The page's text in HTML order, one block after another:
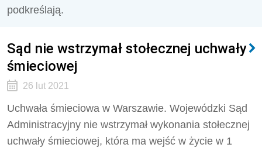
podkreślają.
Sąd nie wstrzymał stołecznej uchwały
śmieciowej
26 lut 2021
Uchwała śmieciowa w Warszawie. Wojewódzki Sąd
Administracyjny nie wstrzymał wykonania stołecznej
uchwały śmieciowej, która ma wejść w życie w 1